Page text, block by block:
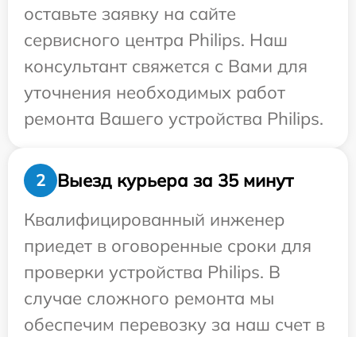
оставьте заявку на сайте
сервисного центра Philips. Наш
консультант свяжется с Вами для
уточнения необходимых работ
ремонта Вашего устройства Philips.
2
Выезд курьера за 35 минут
Квалифицированный инженер
приедет в оговоренные сроки для
проверки устройства Philips. В
случае сложного ремонта мы
обеспечим перевозку за наш счет в